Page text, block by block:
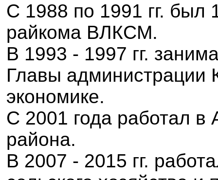
С 1988 по 1991 гг. был
райкома ВЛКСМ.
В 1993 - 1997 гг.
Главы администрации
экономике.
С 2001 года работал в
района.
В 2007 - 2015 гг.